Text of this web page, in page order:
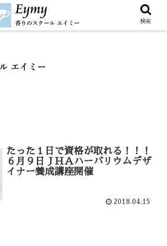
たった１日で資格が取れる！！！
６月９日ＪＨＡハーバリウムデザ
イナー養成講座開催
2018.04.15
検索